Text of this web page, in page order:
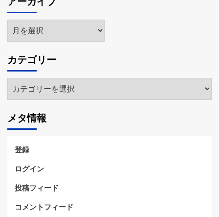
ア
ー
イ
ブ
カテゴリー
テ
リ
ー
メタ情報
登録
ログイン
投稿フィード
コメントフィード